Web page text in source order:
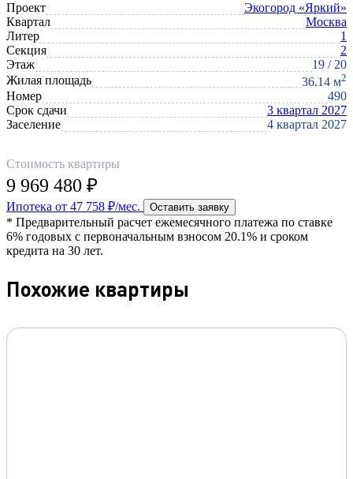
Проект
Экогород «Яркий»
Квартал
Москва
Литер
1
Секция
2
Этаж
19 / 20
Жилая площадь
36.14 м2
Номер
490
Срок сдачи
3 квартал 2027
Заселение
4 квартал 2027
Стоимость квартиры
9 969 480 ₽
Ипотека от 47 758 ₽/мес. Оставить заявку
* Предварительный расчет ежемесячного платежа по ставке
6% годовых с первоначальным взносом 20.1% и сроком
кредита на 30 лет.
Похожие квартиры